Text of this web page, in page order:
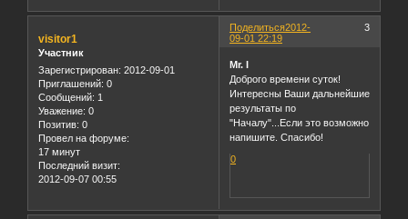
Поделиться 3
2012-
09-01 22:19
visitor1
Участник
Зарегистрирован: 2012-09-01
Приглашений: 0
Сообщений: 1
Уважение: 0
Позитив: 0
Провел на форуме:
17 минут
Последний визит:
2012-09-07 00:55
Mr. I
Доброго времени суток!
Интересны Ваши дальнейшие
результаты по
"Началу"...Если это возможно
напишите. Спасибо!
0